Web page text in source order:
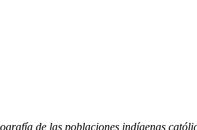
de las poblaciones indígenas